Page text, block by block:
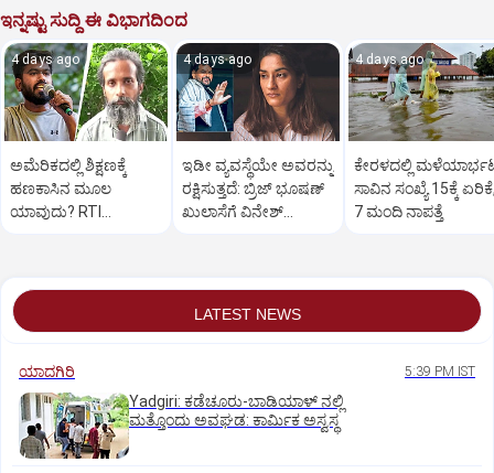
ಇನ್ನಷ್ಟು ಸುದ್ದಿ ಈ ವಿಭಾಗದಿಂದ
4 days ago
ಅಮೆರಿಕದಲ್ಲಿ ಶಿಕ್ಷಣಕ್ಕೆ
ಹಣಕಾಸಿನ ಮೂಲ
ಯಾವುದು? RTI
4 days ago
ಇಡೀ ವ್ಯವಸ್ಥೆಯೇ ಅವರನ್ನು
ರಕ್ಷಿಸುತ್ತದೆ: ಬ್ರಿಜ್ ಭೂಷಣ್
ಖುಲಾಸೆಗೆ ವಿನೇಶ್
4 days ago
ಕೇರಳದಲ್ಲಿ
ಸಾವಿನ ಸಂಖ್ಯೆ 15ಕ್ಕೆ
7 ಮಂದಿ ನಾಪತ್ತೆ
LATEST NEWS
ಯಾದಗಿರಿ 5:39 PM IST
Yadgiri: ಕಡೆಚೂರು-ಬಾಡಿಯಾಳ್ ನಲ್ಲಿ
ಮತ್ತೊಂದು ಅವಘಡ: ಕಾರ್ಮಿಕ ಅಸ್ವಸ್ಥ